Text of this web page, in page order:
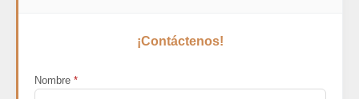
¡Contáctenos!
Nombre *